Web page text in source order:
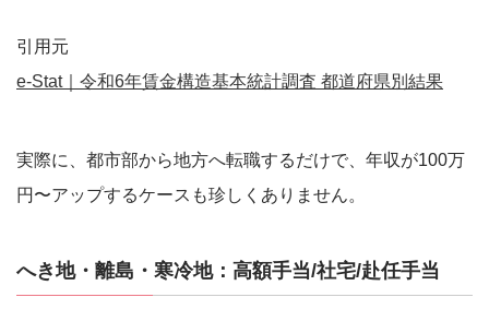
引用元
e-Stat｜令和6年賃金構造基本統計調査 都道府県別結果
実際に、都市部から地方へ転職するだけで、年収が100万
円〜アップするケースも珍しくありません。
へき地・離島・寒冷地：高額手当/社宅/赴任手当